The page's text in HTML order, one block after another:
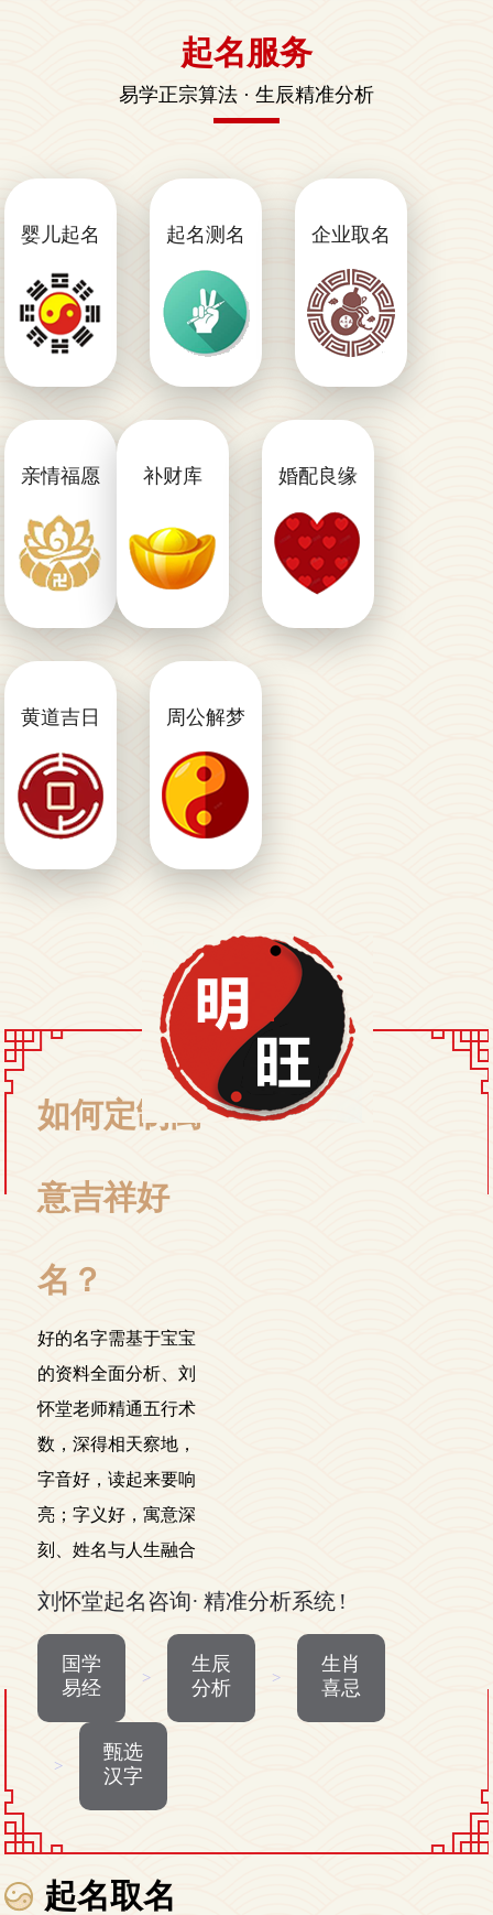
起名服务
易学正宗算法 · 生辰精准分析
婴儿起名
婴儿起
易认易
念易写
起名测名
起名测
周易起
名
顺口
企业取名
企业取
好听吉
利不重
内涵
亲情福愿
亲情福
心随所
愿
补财库
补财库
行
事业顺
利财源
滚滚
婚配良缘
婚配良
八字婚
配
缘一线
黄道吉日
黄道吉
吉日测
算
势福禄
周公解梦
周公解
破解梦
境
生百态
如何定制寓
意吉祥好
名？
好的名字需基于宝宝
的资料全面分析、刘
怀堂老师精通五行术
数，深得相天察地，
字音好，读起来要响
亮；字义好，寓意深
刻、姓名与人生融合
刘怀堂起名咨询· 精准分析系统 !
国学
易经
>
生辰
分析
>
生肖
喜忌
>
甄选
汉字
起名取名